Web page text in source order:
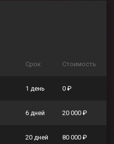
Срок Стоимость
1 день 0 ₽
6 дней 20 000 ₽
20 дней 80 000 ₽